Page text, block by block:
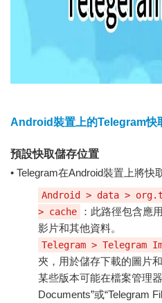
Android裝置上的Telegram快
預設快取儲存位置
• Telegram在Android裝置上將快
Android > data >
> cache
：此路徑包含應
影片和其他資料。
Telegram > Telegram
夾，用於儲存下載的圖片和
某些版本可能在檔案管理
Documents”或“Telegram